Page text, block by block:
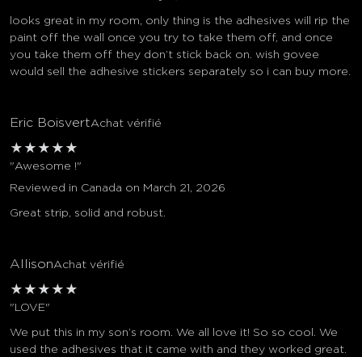
looks great in my room, only thing is the adhesives will rip the
paint off the wall once you try to take them off, and once
you take them off they don’t stick back on. wish govee
would sell the adhesive stickers separately so i can buy more.
Eric BoisvertAchat vérifié
★ ★ ★ ★ ★
"Awesome !"
Reviewed in Canada on March 21, 2026
Great strip, solid and robust.
AllisonAchat vérifié
★ ★ ★ ★ ★
"LOVE"
We put this in my son’s room. We all love it! So so cool. We
used the adhesives that it came with and they worked great.